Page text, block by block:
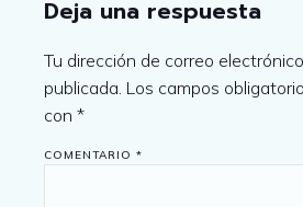
Deja una respuesta
Tu dirección de correo
publicada. Los campos
con *
COMENTARIO *